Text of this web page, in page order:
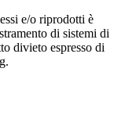
e/o riprodotti è
di sistemi di
divieto espresso di